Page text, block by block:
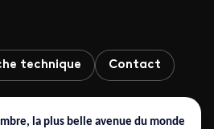
Elysées avec Tahar Rahim' sur Facebook
Champs-Elysées avec Tahar Rahim' sur X
des Champs-Elysées avec Tahar Rahim'
technique Contact
la plus belle avenue du monde